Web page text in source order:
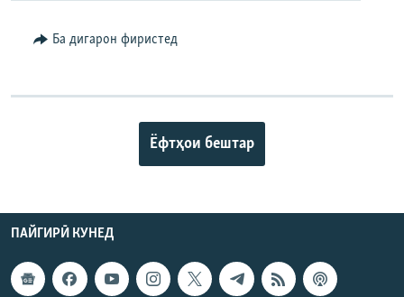
Ба дигарон фиристед
Ёфтҳои бештар
ПАЙГИРӢ КУНЕД